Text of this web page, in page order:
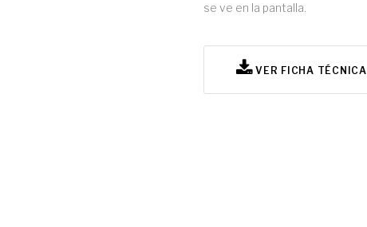
se ve en la pantalla.
VER FICHA TÉCNICA